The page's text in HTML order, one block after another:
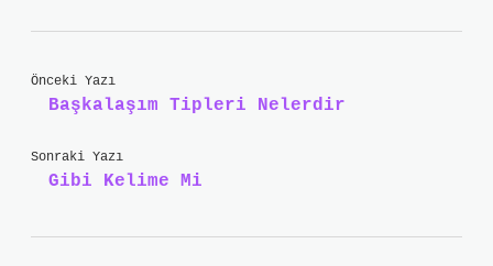
Önceki Yazı
Başkalaşım Tipleri Nelerdir
Sonraki Yazı
Gibi Kelime Mi